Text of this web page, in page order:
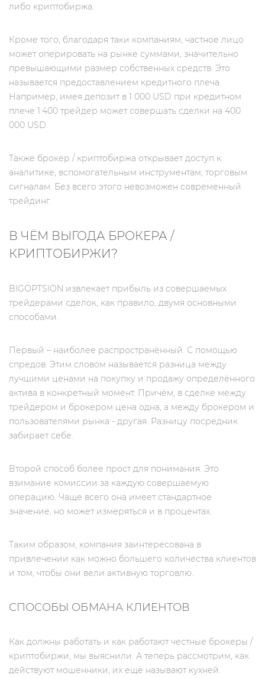
либо криптобиржа.
Кроме того, благодаря таки компаниям, частное лицо
может оперировать на рынке суммами, значительно
превышающими размер собственных средств. Это
называется предоставлением кредитного плеча.
Например, имея депозит в 1 000 USD при кредитном
плече 1:400 трейдер может совершать сделки на 400
000 USD.
Также брокер / криптобиржа открывает доступ к
аналитике, вспомогательным инструментам, торговым
сигналам. Без всего этого невозможен современный
трейдинг.
В ЧЁМ ВЫГОДА БРОКЕРА /
КРИПТОБИРЖИ?
BIGOPTSION извлекает прибыль из совершаемых
трейдерами сделок, как правило, двумя основными
способами.
Первый – наиболее распространённый. С помощью
спредов. Этим словом называется разница между
лучшими ценами на покупку и продажу определённого
актива в конкретный момент. Причём, в сделке между
трейдером и брокером цена одна, а между брокером и
пользователями рынка - другая. Разницу посредник
забирает себе.
Второй способ более прост для понимания. Это
взимание комиссии за каждую совершаемую
операцию. Чаще всего она имеет стандартное
значение, но может измеряться и в процентах.
Таким образом, компания заинтересована в
привлечении как можно большего количества клиентов
и том, чтобы они вели активную торговлю.
СПОСОБЫ ОБМАНА КЛИЕНТОВ
Как должны работать и как работают честные брокеры /
криптобиржи, мы выяснили. А теперь рассмотрим, как
действуют мошенники, их ещё называют кухней.